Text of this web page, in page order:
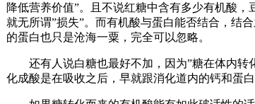
降低营养价值”。且不说红糖中含有多少有机酸
就无所谓”损失”。而有机酸与蛋白能否结合，结
的蛋白也只是沧海一粟，完全可以忽略。
还有人说白糖也最好不加，因为”糖在体内转
化成酸是在吸收之后，早就跟消化道内的钙和蛋